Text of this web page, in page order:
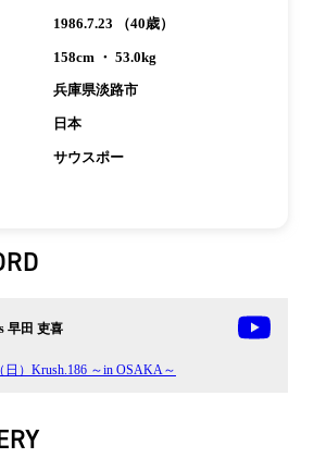
1986.7.23 （40歳）
158cm ・ 53.0kg
兵庫県淡路市
日本
サウスポー
早田 吏喜
日）Krush.186 ～in OSAKA～